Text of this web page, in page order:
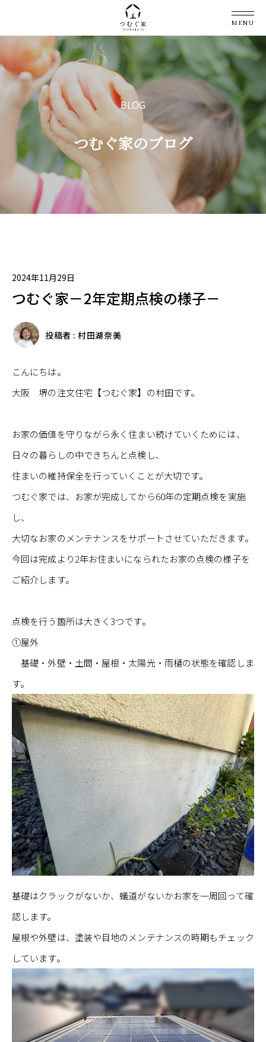
MENU
BLOG
つむぐ家のブログ
2024年11月29日
つむぐ家－2年定期点検の様子－
投稿者 : 村田湖奈美
こんにちは。
大阪 堺の注文住宅【つむぐ家】の村田です。
お家の価値を守りながら永く住まい続けていくためには、
日々の暮らしの中できちんと点検し、
住まいの維持保全を行っていくことが大切です。
つむぐ家では、お家が完成してから60年の定期点検を実施
し、
大切なお家のメンテナンスをサポートさせていただきます。
今回は完成より2年お住まいになられたお家の点検の様子を
ご紹介します。
点検を行う箇所は大きく3つです。
①屋外
基礎・外壁・土間・屋根・太陽光・雨樋の状態を確認しま
す。
基礎はクラックがないか、蟻道がないかお家を一周回って確
認します。
屋根や外壁は、塗装や目地のメンテナンスの時期もチェック
しています。